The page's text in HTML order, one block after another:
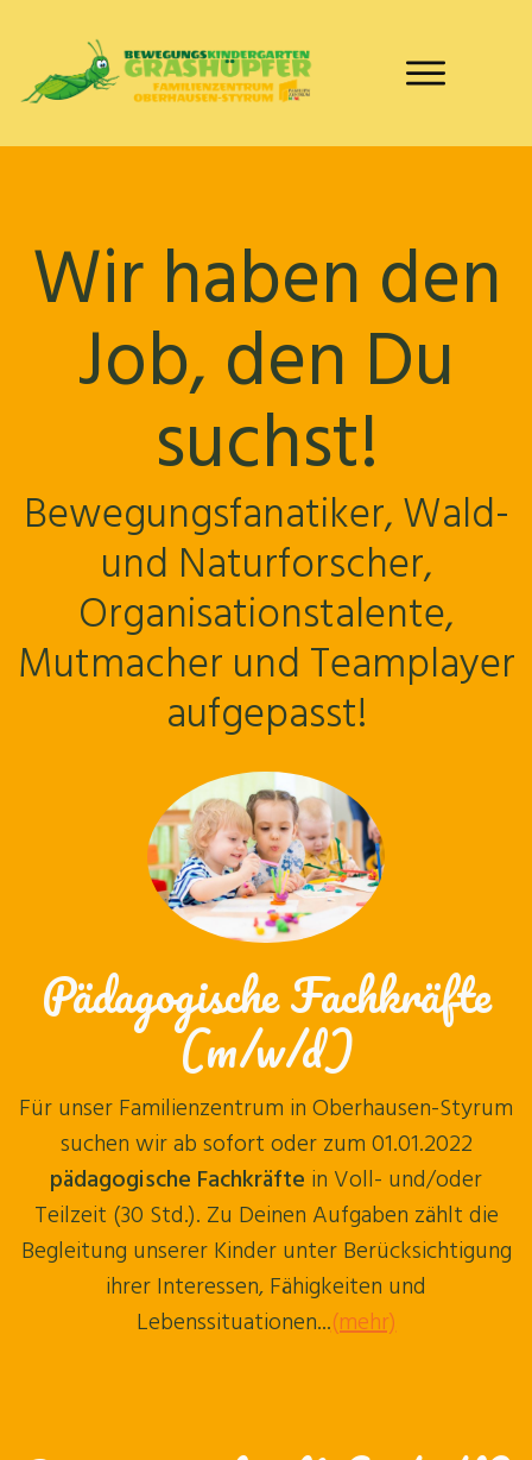
Wir haben den
Job, den Du
suchst!
Bewegungsfanatiker, Wald-
und Naturforscher,
Organisationstalente,
Mutmacher und Teamplayer
aufgepasst!
Pädagogische Fachkräfte
(m/w/d)
Für unser Familienzentrum in Oberhausen-Styrum
suchen wir ab sofort oder zum 01.01.2022
pädagogische Fachkräfte in Voll- und/oder
Teilzeit (30 Std.). Zu Deinen Aufgaben zählt die
Begleitung unserer Kinder unter Berücksichtigung
ihrer Interessen, Fähigkeiten und
Lebenssituationen...(mehr)